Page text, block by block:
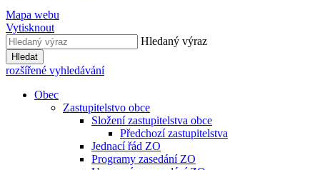
Mapa webu
Vytisknout
Hledaný výraz
Hledat
rozšířené vyhledávání
Obec
Zastupitelstvo obce
Složení zastupitelstva obce
Předchozí zastupitelstva
Jednací řád ZO
Programy zasedání ZO